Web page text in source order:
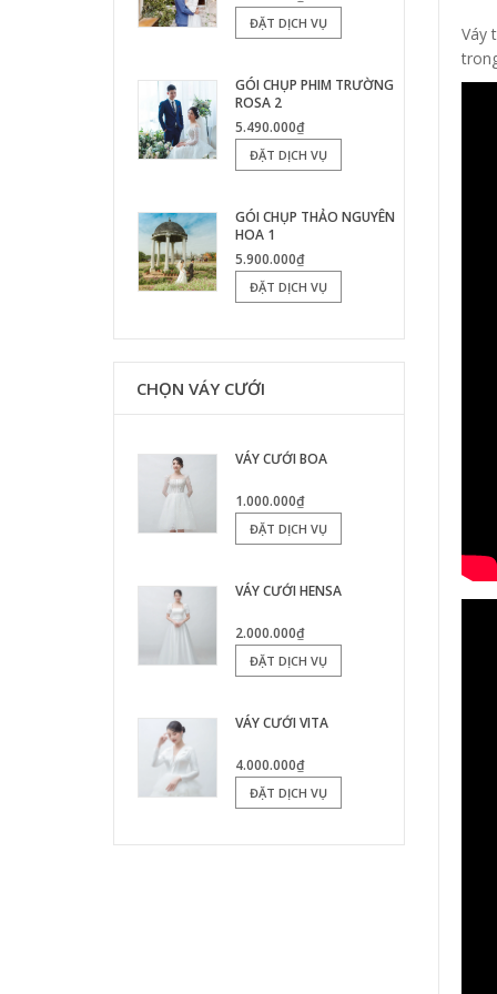
ĐẶT DỊCH VỤ
GÓI CHỤP PHIM TRƯỜNG
ROSA 2
5.490.000₫
ĐẶT DỊCH VỤ
GÓI CHỤP THẢO NGUYÊN
HOA 1
5.900.000₫
ĐẶT DỊCH VỤ
CHỌN VÁY CƯỚI
VÁY CƯỚI BOA
1.000.000₫
ĐẶT DỊCH VỤ
VÁY CƯỚI HENSA
2.000.000₫
ĐẶT DỊCH VỤ
VÁY CƯỚI VITA
4.000.000₫
ĐẶT DỊCH VỤ
Váy